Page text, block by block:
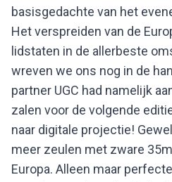
basisgedachte van het
Het verspreiden van de
lidstaten in de allerbeste
wreven we ons nog in de
partner UGC had namelijk
zalen voor de volgende
naar digitale projectie!
meer zeulen met zware
Europa. Alleen maar